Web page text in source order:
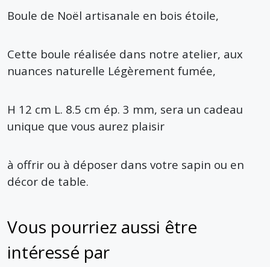
Boule de Noël artisanale en bois étoile,
Cette boule réalisée dans notre atelier, aux
nuances naturelle Légèrement fumée,
H 12 cm L. 8.5 cm ép. 3 mm, sera un cadeau
unique que vous aurez plaisir
à offrir ou à déposer dans votre sapin ou en
décor de table.
Vous pourriez aussi être
intéressé par